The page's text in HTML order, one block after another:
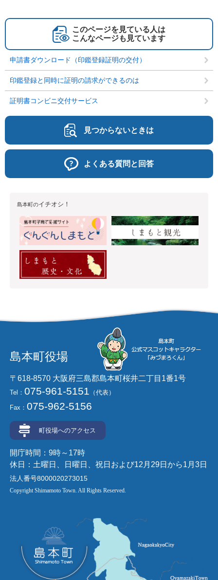
このページを見ている人は
こんなページも見ています
申請書ダウンロード（印鑑登録証明の交付）
印鑑登録と同時に証明の請求ができるのは
証明書コンビニ交付サービス
見つからないときは
よくある質問と回答
島本町のイチオシ！
島本町役場
〒618-8570 大阪府三島郡島本町桜井二丁目1番1号
Tel： 075-961-5151 （代表）
Fax： 075-962-5156
町役場へのアクセス
開庁時間：9時～17時
休日：土曜日、日曜日、祝日および12月29日から1月3日
法人番号8000020273015
Copyright Shimamoto Town. All Rights Reserved.